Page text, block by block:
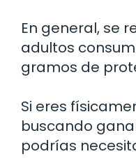
En general, se
adultos
gramos de
Si eres
buscando
podrías